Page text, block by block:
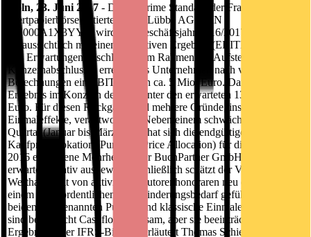
Köln, 23. Juni 2017 - Die im Prime Standard der Frankfurter
Wertpapierbörse notierte Bastei Lübbe AG (ISIN
DE000A1X3YY0) wird das Geschäftsjahr 2016/2017
voraussichtlich mit einem operativen Ergebnis (EBITDA) unter
den Erwartungen abschließen. Im Rahmen der Aufstellung des
Konzernabschlusses erreicht das Unternehmen nach vorläufigen
Berechnungen ein EBITDA von ca. 5 Mio. Euro. Damit liegt das
Ergebnis im Konzern deutlich unter den erwarteten 13 bis 15 Mio.
Euro. Für diesen Rückgang sind mehrere Gründe, insbesondere
Einmaleffekte, verantwortlich. Neben einem schwächeren vierten
Quartal (Januar bis März 2017) hat sich die endgültige
Kaufpreisallokation (Purchase Price Allocation) für die im Frühjahr
2016 erworbene Mehrheit an der BuchPartner GmbH höher als
erwartet negativ ausgewirkt. Schließlich schätzt der Vorstand die
Werthaltigkeit von aktivierten Autorenhonoraren neu ein, was zu
einem außerordentlichen Wertminderungsbedarf geführt hat. "Die
beiden letztgenannten Punkte sind klassische Einmaleffekte. Sie
sind beide nicht Cashflow-wirksam, aber sie beeinträchtigen unser
Ergebnis in der IFRS-Bilanz", erläutert Thomas Schierack,